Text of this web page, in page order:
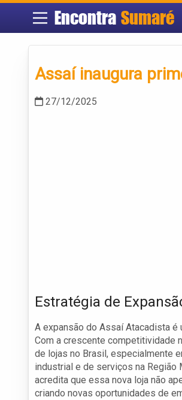
Encontra Sumaré
Assaí inaugura
27/12/2025
Estratégia de
A expansão do Assaí Atacadista
Com a crescente competitividade
de lojas no Brasil, especialmente
industrial e de serviços na Região
acredita que essa nova loja não
criando novas oportunidades de